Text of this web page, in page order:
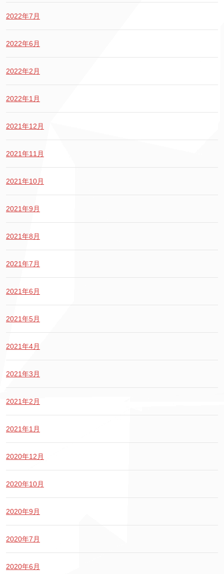
2022年7月
2022年6月
2022年2月
2022年1月
2021年12月
2021年11月
2021年10月
2021年9月
2021年8月
2021年7月
2021年6月
2021年5月
2021年4月
2021年3月
2021年2月
2021年1月
2020年12月
2020年10月
2020年9月
2020年7月
2020年6月